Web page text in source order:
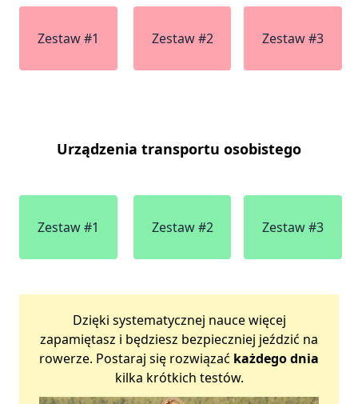
Zestaw #1 Zestaw #2 Zestaw #3
Urządzenia transportu osobistego
Zestaw #1 Zestaw #2 Zestaw #3
Dzięki systematycznej nauce więcej
zapamiętasz i będziesz bezpieczniej jeździć na
rowerze. Postaraj się rozwiązać każdego dnia
kilka krótkich testów.